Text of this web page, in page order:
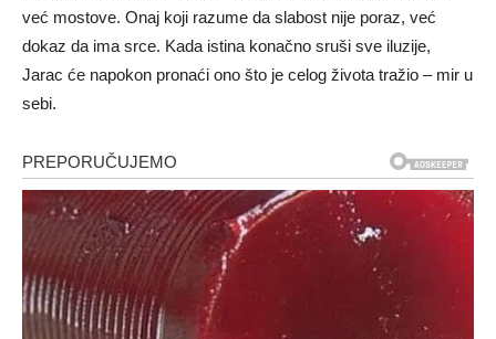
već mostove. Onaj koji razume da slabost nije poraz, već
dokaz da ima srce. Kada istina konačno sruši sve iluzije,
Jarac će napokon pronaći ono što je celog života tražio – mir u
sebi.